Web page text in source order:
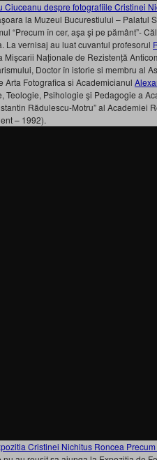
Ciuceanu despre fotografiile Cristinei
la Muzeul Bucurestiului – Palatul
“Precum în cer, aşa şi pe pământ”-
La vernisaj au luat cuvantul profesorul
Mișcarii Naționale de Rezistență
Doctor în istorie si membru al
Arta Fotografica si Academicianul
Teologie, Psihologie şi Pedagogie a
Rădulescu-Motru” al Academiei
– 1992).
Cristinei Nichitus Roncea